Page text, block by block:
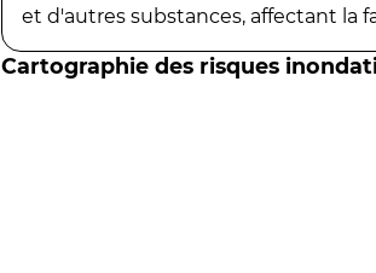
et d'autres substances, affectant la
Cartographie des risques